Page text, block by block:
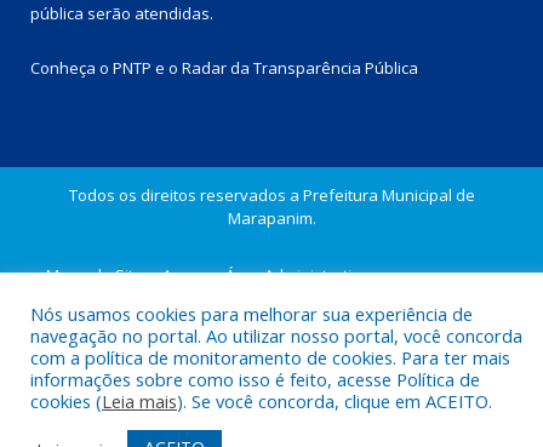
pública serão atendidas.
Conheça o PNTP e o Radar da Transparência Pública
Todos os direitos reservados a Prefeitura Municipal de
Marapanim.
Mapa do Site
Acessar Área Administrativa
Nós usamos cookies para melhorar sua experiência de
navegação no portal. Ao utilizar nosso portal, você concorda
com a política de monitoramento de cookies. Para ter mais
informações sobre como isso é feito, acesse Política de
cookies (Leia mais). Se você concorda, clique em ACEITO.